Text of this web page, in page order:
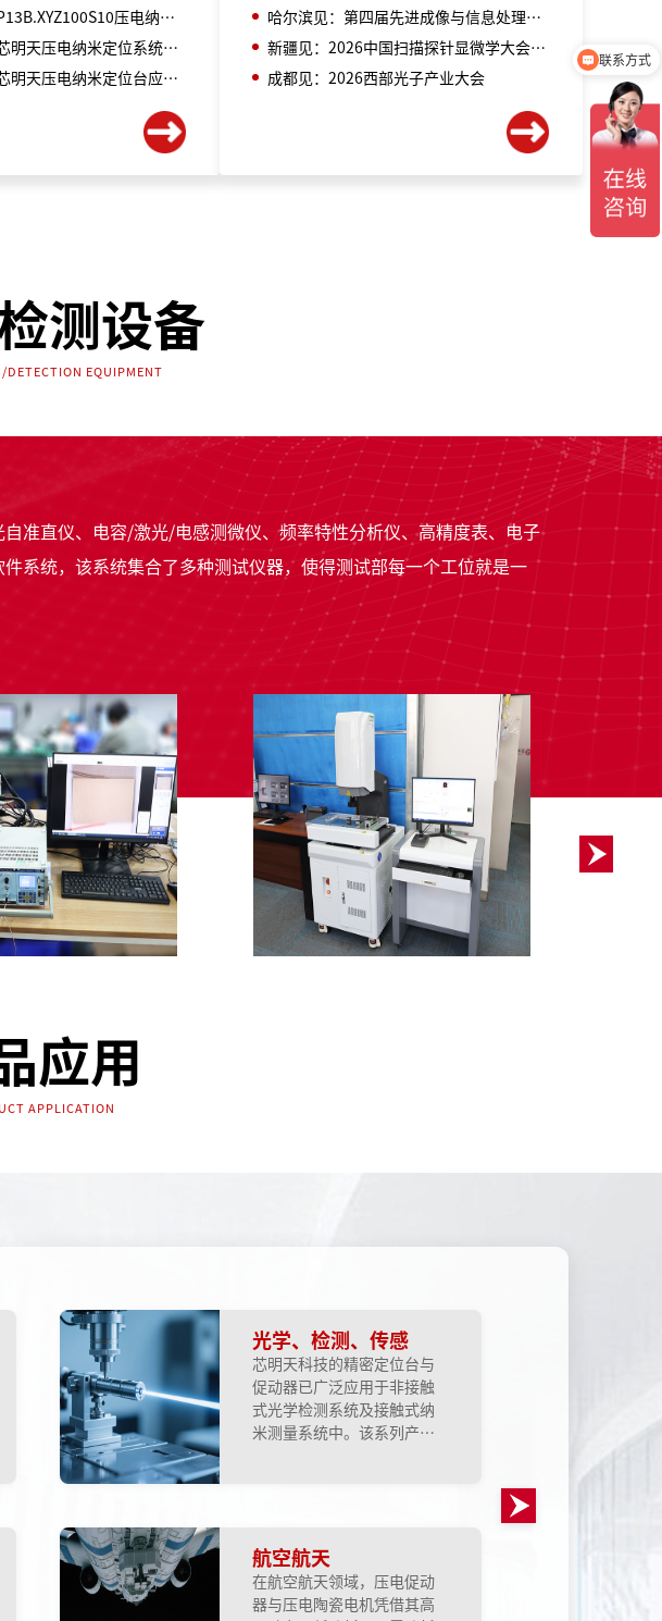
，助力各类光学检测设备
准的测量性能。
【新品推荐】P13B.XYZ100S10压电纳米定位台：小体积，高精度
【产品应用】芯明天压电纳米定位系统在光波导中的应用
【产品应用】芯明天压电纳米定位台应用于陶瓷增材制造
哈尔滨见：第四届先进成像与信息处理会议 暨2026中国光学学会全息与光信息处理专委会学术年会
新疆见：2026中国扫描探针显微学大会暨第三届先进材料及量子科学研讨会
成都见：2026西部光子产业大会
测设备
DETECTION EQUIPMENT
准直仪、电容/激光/电感测微仪、频率特性分析仪、高精度表、电子
系统，该系统集合了多种测试仪器，使得测试部每一个工位就是一
应用
APPLICATION
光学、检测、传感
芯明天科技的精密定位台与
促动器已广泛应用于非接触
式光学检测系统及接触式纳
米测量系统中。该系列产品
关键基础。通过采用先进数
字控制方法，系统扫描线性
度可提升数个数量级，跟踪
误差得以降低至亚原子级
航空航天
在航空航天领域，压电促动
器与压电陶瓷电机凭借其高
联系方式